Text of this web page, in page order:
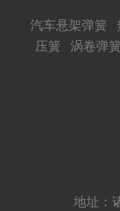
汽车悬架弹簧
压簧
涡卷弹簧
地址：